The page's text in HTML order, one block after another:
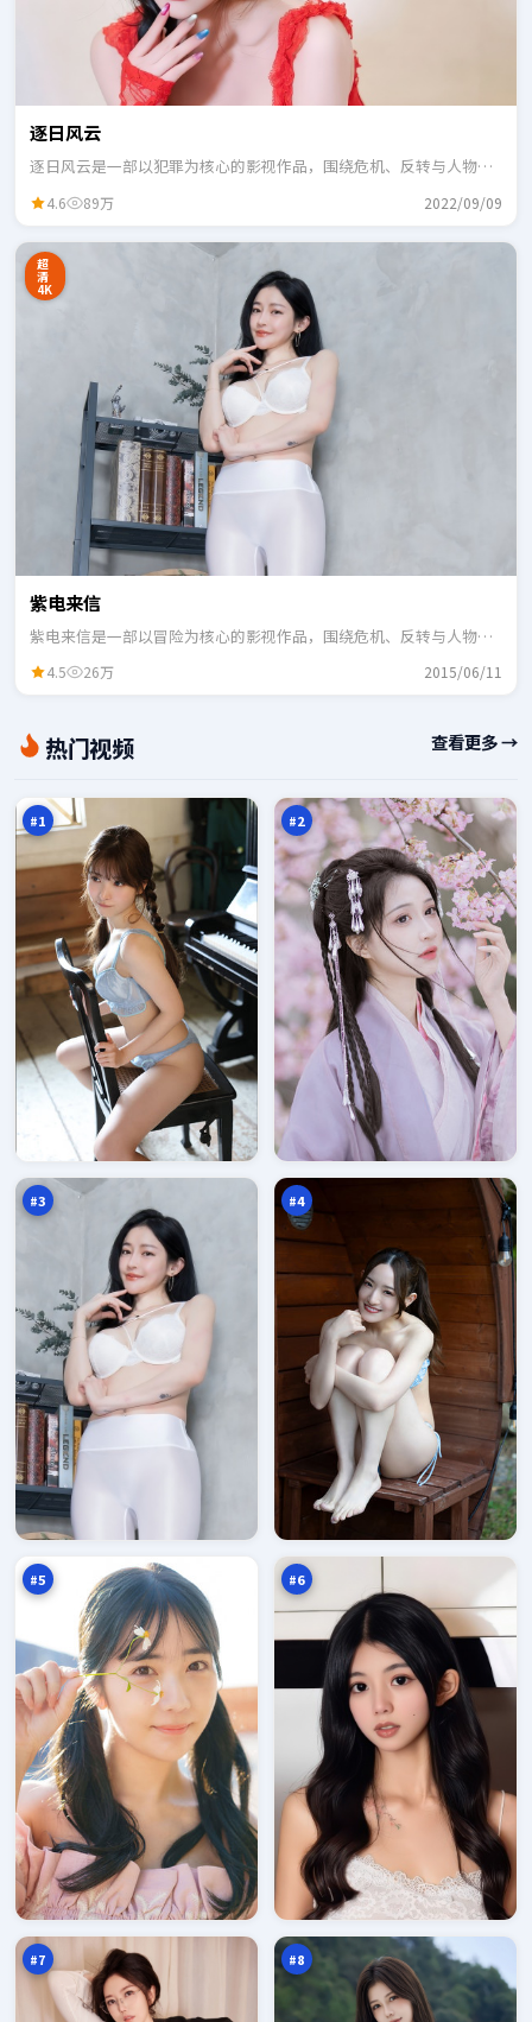
逐日风云
逐日风云是一部以犯罪为核心的影视作品，围绕危机、反转与人物成
4.6 89万 2022/09/09
超
清
4K
紫电来信
紫电来信是一部以冒险为核心的影视作品，围绕危机、反转与人物成
4.5 26万 2015/06/11
热门视频 查看更多 →
#1
石
余 98
#2
序
#3 #4
烈
面万
#5
风
暴
证
人
96
万
#6
霜
字
口
万
#7
深
海
码
头
96
万
#8
踪
95
万